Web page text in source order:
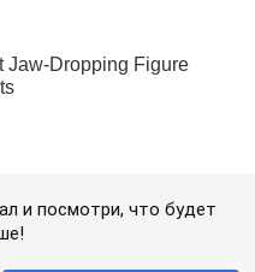
и посмотри, что будет